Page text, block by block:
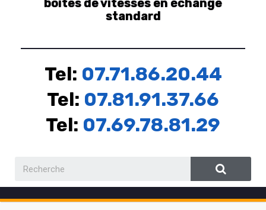
boites de vitesses en échange
standard
Tel: 07.71.86.20.44
Tel: 07.81.91.37.66
Tel: 07.69.78.81.29